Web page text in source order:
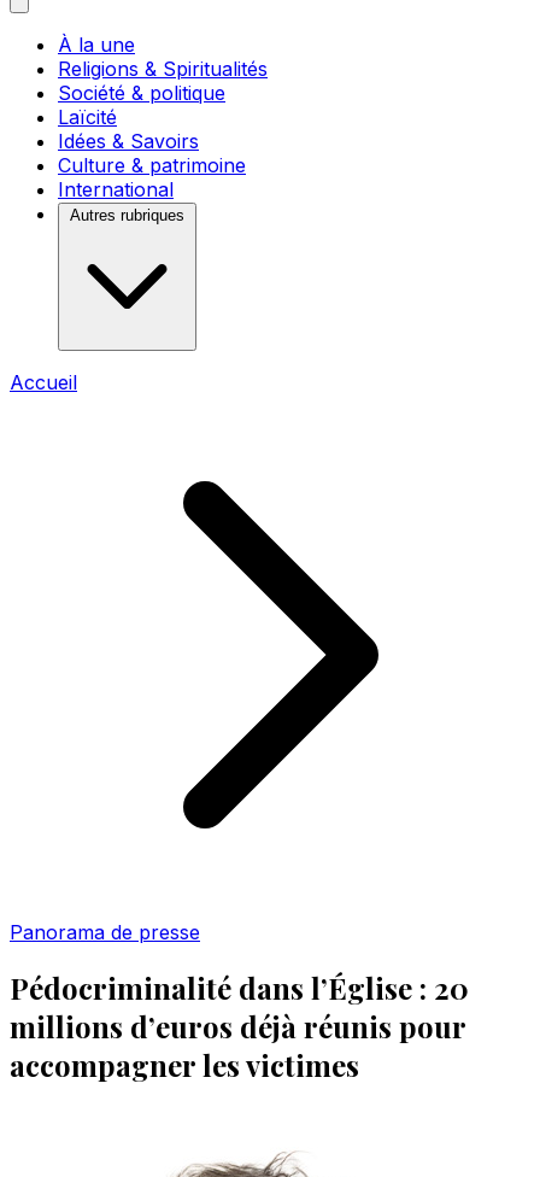
À la une
Religions & Spiritualités
Société & politique
Laïcité
Idées & Savoirs
Culture & patrimoine
International
Autres rubriques
Accueil
Panorama de presse
Pédocriminalité dans l’Église : 20
millions d’euros déjà réunis pour
accompagner les victimes